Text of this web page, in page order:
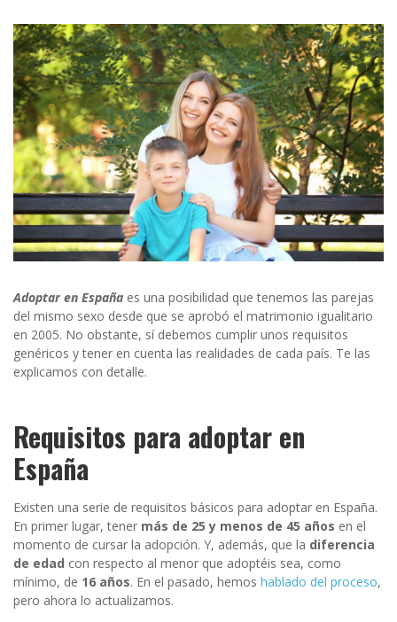
Adoptar en España es una posibilidad que tenemos las parejas
del mismo sexo desde que se aprobó el matrimonio igualitario
en 2005. No obstante, sí debemos cumplir unos requisitos
genéricos y tener en cuenta las realidades de cada país. Te las
explicamos con detalle.
Requisitos para adoptar en
España
Existen una serie de requisitos básicos para adoptar en España.
En primer lugar, tener más de 25 y menos de 45 años en el
momento de cursar la adopción. Y, además, que la diferencia
de edad con respecto al menor que adoptéis sea, como
mínimo, de 16 años. En el pasado, hemos hablado del proceso,
pero ahora lo actualizamos.